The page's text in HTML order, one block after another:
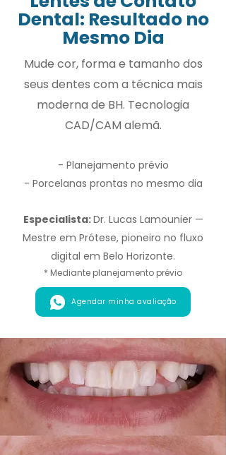
Dental: Resultado no
Mesmo Dia
Mude cor, forma e tamanho dos
seus dentes com a técnica mais
moderna de BH. Tecnologia
CAD/CAM alemã.
- Planejamento prévio
- Porcelanas prontas no mesmo dia
Especialista:Dr. Lucas Lamounier —
Mestre em Prótese, pioneiro no fluxo
digital em Belo Horizonte.
* Mediante planejamento prévio
Agendar minha avaliação